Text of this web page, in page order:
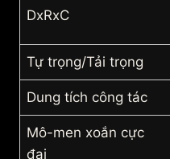
DxRxC
Tự trọng/Tải trọng
Dung tích công tác
Mô-men xoắn cực
đại